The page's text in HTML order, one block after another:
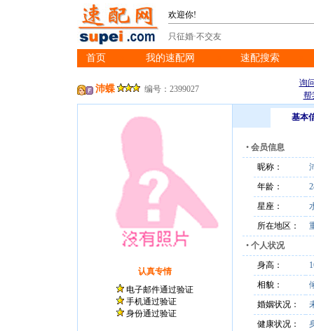
欢迎你!
只征婚·不交友
首页 我的速配网 速配搜索
沛蝶 编号：2399027
询
帮
认真专情
电子邮件通过验证
手机通过验证
身份通过验证
基本
• 会员信息
昵称：
年龄：
星座：
所在地区：
• 个人状况
身高：
相貌：
婚姻状况：
健康状况：